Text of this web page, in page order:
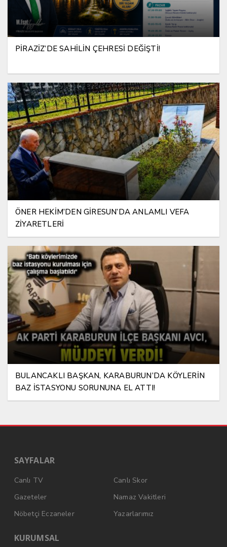
PİRAZİZ’DE SAHİLİN ÇEHRESİ DEĞİŞTİ!
ÖNER HEKİM’DEN GİRESUN’DA ANLAMLI VEFA
ZİYARETLERİ
BULANCAKLI BAŞKAN, KARABURUN’DA KÖYLERİN
BAZ İSTASYONU SORUNUNA EL ATTI!
SAYFALAR
Canlı TV
Canlı Skor
Gazeteler
Namaz Vakitleri
Nöbetçi Eczaneler
Yazarlarımız
KURUMSAL